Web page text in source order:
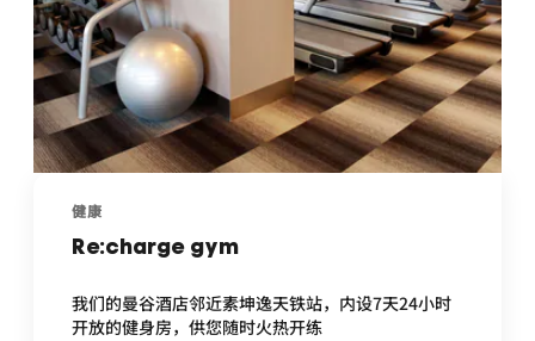
健康
Re:charge gym
我们的曼谷酒店邻近素坤逸天铁站，内设7天24小时
开放的健身房，供您随时火热开练